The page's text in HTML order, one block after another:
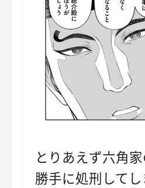
とりあえず六角
勝手に処刑して